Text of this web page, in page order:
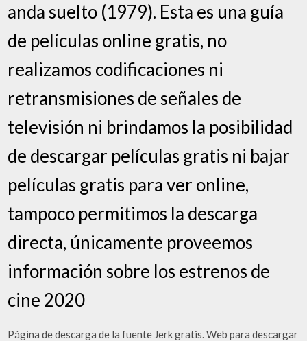
anda suelto (1979). Esta es una guía
de películas online gratis, no
realizamos codificaciones ni
retransmisiones de señales de
televisión ni brindamos la posibilidad
de descargar películas gratis ni bajar
películas gratis para ver online,
tampoco permitimos la descarga
directa, únicamente proveemos
información sobre los estrenos de
cine 2020
Página de descarga de la fuente Jerk gratis. Web para descargar